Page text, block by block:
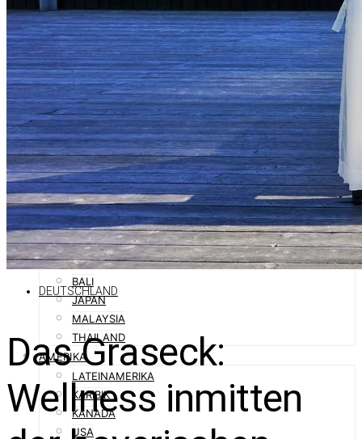
ÖSTERREICH
PORTUGAL
SCHWEDEN
SCHWEIZ
SPANIEN
SÜDTIROL
ORIENT
ABU DHABI
DUBAI
OMAN
QATAR
SAUDI-ARABIEN
ASIEN
AUSTRALIEN
BALI
JAPAN
MALAYSIA
THAILAND
AMERIKA
LATEINAMERIKA
KARIBIK
KANADA
USA
DEUTSCHLAND
Das Graseck:
Wellness inmitten